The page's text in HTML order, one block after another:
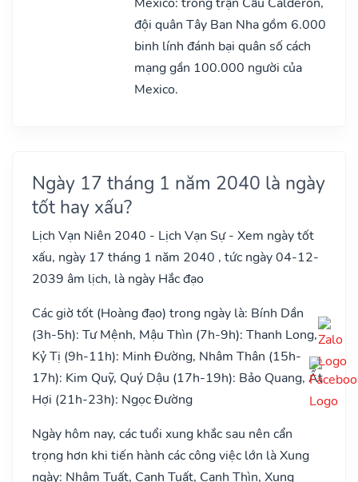
đội quân Tây Ban Nha gồm 6.000
binh lính đánh bại quân số cách
mạng gần 100.000 người của
Mexico.
Ngày 17 tháng 1 năm 2040 là ngày
tốt hay xấu?
Lịch Vạn Niên 2040 - Lịch Vạn Sự - Xem ngày tốt
xấu, ngày 17 tháng 1 năm 2040 , tức ngày 04-12-
2039 âm lịch, là ngày Hắc đạo
Các giờ tốt (Hoàng đạo) trong ngày là: Bính Dần
(3h-5h): Tư Mệnh, Mậu Thìn (7h-9h): Thanh Long,
Kỷ Tị (9h-11h): Minh Đường, Nhâm Thân (15h-
17h): Kim Quỹ, Quý Dậu (17h-19h): Bảo Quang, Ất
Hợi (21h-23h): Ngọc Đường
Ngày hôm nay, các tuổi xung khắc sau nên cẩn
trọng hơn khi tiến hành các công việc lớn là Xung
ngày: Nhâm Tuất, Canh Tuất, Canh Thìn, Xung